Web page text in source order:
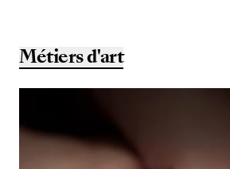
Métiers d'art